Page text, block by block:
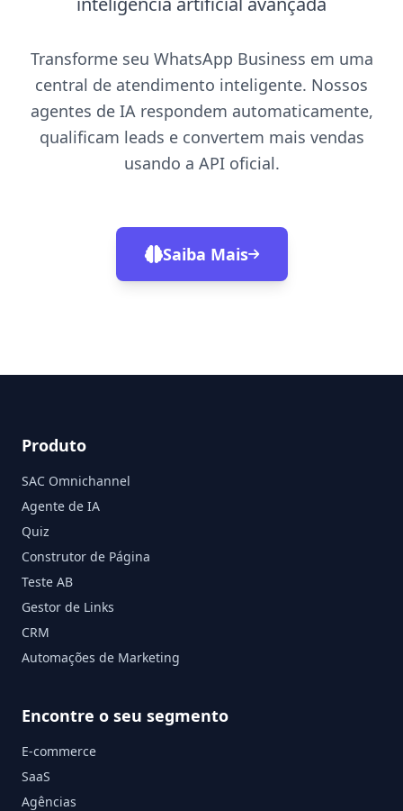
Transforme seu WhatsApp Business em uma
central de atendimento inteligente. Nossos
agentes de IA respondem automaticamente,
qualificam leads e convertem mais vendas
usando a API oficial.
Saiba Mais
Produto
SAC Omnichannel
Agente de IA
Quiz
Construtor de Página
Teste AB
Gestor de Links
CRM
Automações de Marketing
Encontre o seu segmento
E-commerce
SaaS
Agências